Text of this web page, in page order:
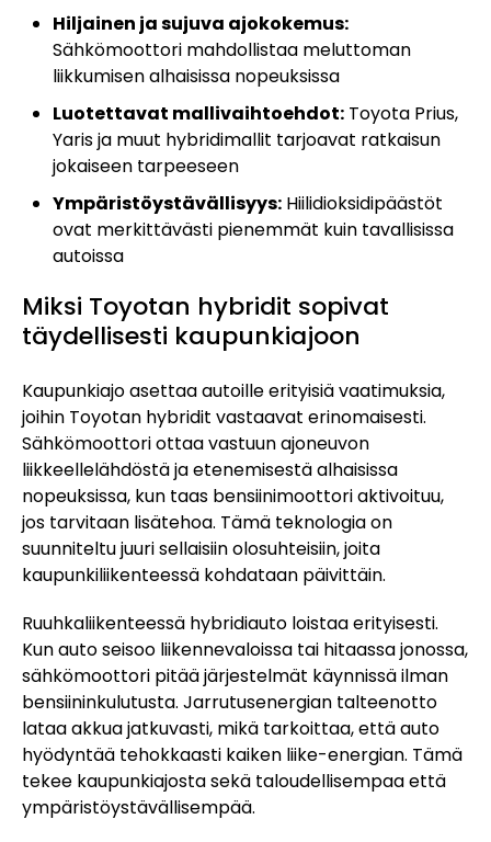
Hiljainen ja sujuva ajokokemus:
Sähkömoottori mahdollistaa meluttoman
liikkumisen alhaisissa nopeuksissa
Luotettavat mallivaihtoehdot: Toyota Prius,
Yaris ja muut hybridimallit tarjoavat ratkaisun
jokaiseen tarpeeseen
Ympäristöystävällisyys: Hiilidioksidipäästöt
ovat merkittävästi pienemmät kuin tavallisissa
autoissa
Miksi Toyotan hybridit sopivat
täydellisesti kaupunkiajoon
Kaupunkiajo asettaa autoille erityisiä vaatimuksia,
joihin Toyotan hybridit vastaavat erinomaisesti.
Sähkömoottori ottaa vastuun ajoneuvon
liikkeellelähdöstä ja etenemisestä alhaisissa
nopeuksissa, kun taas bensiinimoottori aktivoituu,
jos tarvitaan lisätehoa. Tämä teknologia on
suunniteltu juuri sellaisiin olosuhteisiin, joita
kaupunkiliikenteessä kohdataan päivittäin.
Ruuhkaliikenteessä hybridiauto loistaa erityisesti.
Kun auto seisoo liikennevaloissa tai hitaassa jonossa,
sähkömoottori pitää järjestelmät käynnissä ilman
bensiininkulutusta. Jarrutusenergian talteenotto
lataa akkua jatkuvasti, mikä tarkoittaa, että auto
hyödyntää tehokkaasti kaiken liike-energian. Tämä
tekee kaupunkiajosta sekä taloudellisempaa että
ympäristöystävällisempää.